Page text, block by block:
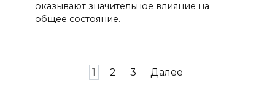
оказывают значительное влияние на
общее состояние.
1 2 3 Далее